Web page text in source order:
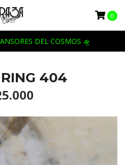
DEL COSMOS 🛸
0
404